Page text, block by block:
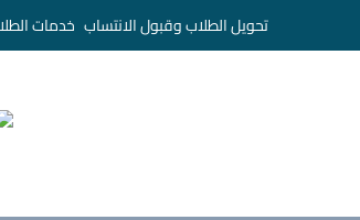
تحويل الطلاب وقبول الانتساب خدمات